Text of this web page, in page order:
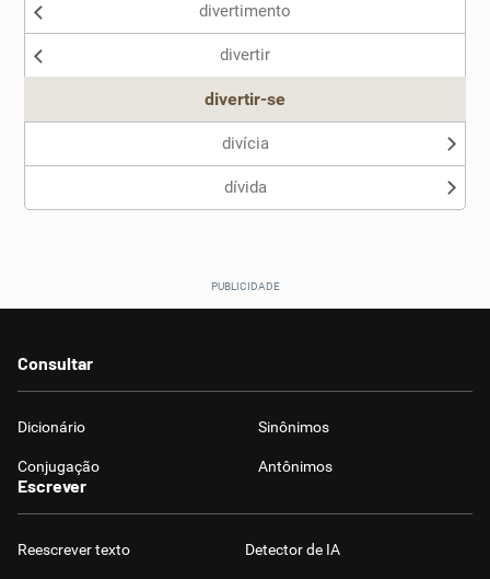
Sinônimos
Nenhum dos sinônimos apresentados me ajudou
divertimento
divertir
divertir-se
divícia
dívida
Consultar
Dicionário Sinônimos
Conjugação Antônimos
Escrever
Reescrever texto Detector de IA